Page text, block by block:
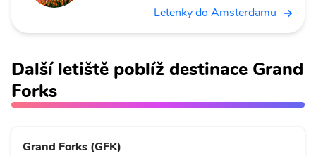
Letenky do Amsterdamu
Další letiště poblíž destinace Grand
Forks
Grand Forks (GFK)